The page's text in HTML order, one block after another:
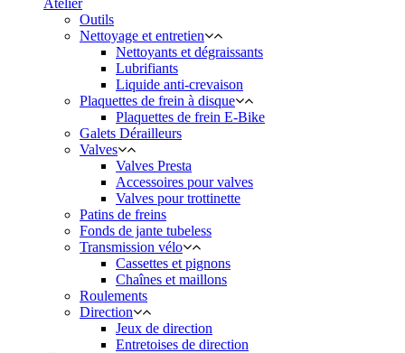
Atelier
Outils
Nettoyage et entretien
Nettoyants et dégraissants
Lubrifiants
Liquide anti-crevaison
Plaquettes de frein à disque
Plaquettes de frein E-Bike
Galets Dérailleurs
Valves
Valves Presta
Accessoires pour valves
Valves pour trottinette
Patins de freins
Fonds de jante tubeless
Transmission vélo
Cassettes et pignons
Chaînes et maillons
Roulements
Direction
Jeux de direction
Entretoises de direction